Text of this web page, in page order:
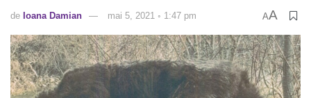
de Ioana Damian mai 5, 2021 ◦ 1:47 pm AA